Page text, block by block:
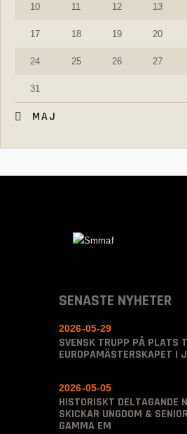
10 11 12 13
17 18 19 20
24 25 26 27
31
« MAJ
SENASTE NYHETER
SVENSK TRUPP PÅ PLATS
EUROPAMÄSTERSKAPET I
2026-05-29
HISTORISKT DELTAGANDE
SKICKAR UNGDOM &
GAMMA EM
2026-05-05